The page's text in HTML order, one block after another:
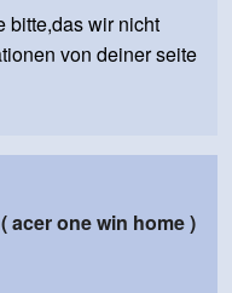
bitte,das wir nicht
von deiner seite
acer one win home )